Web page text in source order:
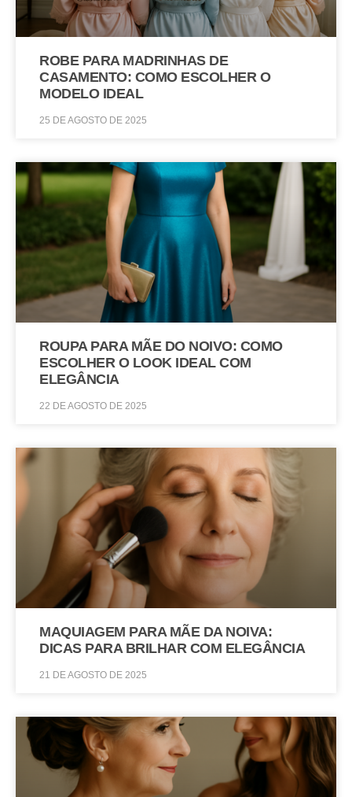
ROBE PARA MADRINHAS DE
CASAMENTO: COMO ESCOLHER O
MODELO IDEAL
25 DE AGOSTO DE 2025
ROUPA PARA MÃE DO NOIVO: COMO
ESCOLHER O LOOK IDEAL COM
ELEGÂNCIA
22 DE AGOSTO DE 2025
MAQUIAGEM PARA MÃE DA NOIVA:
DICAS PARA BRILHAR COM ELEGÂNCIA
21 DE AGOSTO DE 2025